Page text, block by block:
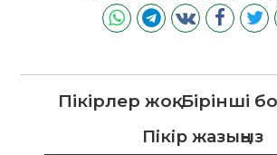
Пікірлер жоқ. Бірінші
Пікір жазыңыз